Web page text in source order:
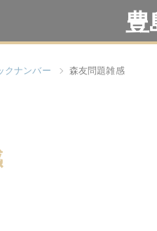
豊
クナンバー 森友問題雑感